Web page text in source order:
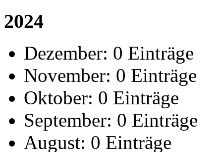
2024
Dezember: 0 Einträge
November: 0 Einträge
Oktober: 0 Einträge
September: 0 Einträge
August: 0 Einträge